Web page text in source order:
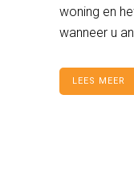
woning en
wanneer u
LEES MEER